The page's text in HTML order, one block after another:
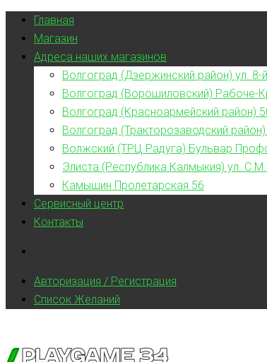
Главная
Магазин
Адреса наших магазинов
Волгоград (Дзержинский район) ул.
Волгоград (Ворошиловский) Рабоче-
Волгоград (Красноармейский район)
Волгоград (Тракторозаводский
Волжский (ТРЦ Радуга) Бульвар
Элиста (Республика Калмыкия) ул.
Камышин Пролетарская 56
Сервисный центр
Контакты
Авторизация / Регистрация
Список Желаний